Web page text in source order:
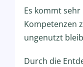
Es kommt
Kompetenzen
ungenutzt
Durch die